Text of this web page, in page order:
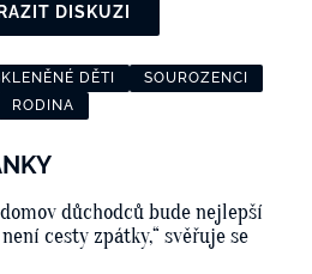
DISKUZI
DĚTI
SOUROZENCI
RODINA
důchodců bude nejlepší
cesty zpátky,“ svěřuje se